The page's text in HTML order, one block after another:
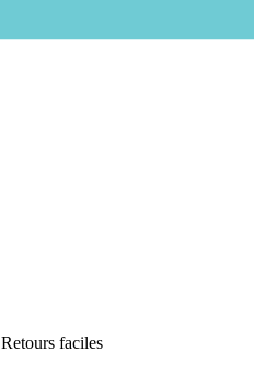
Retours faciles